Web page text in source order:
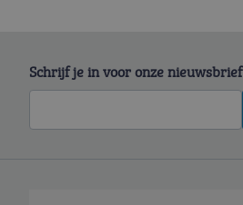
Schrijf je in voor onze nieuwsbrief